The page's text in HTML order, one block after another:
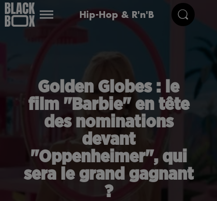
Hip-Hop & R'n'B
Golden Globes : le
film "Barbie" en tête
des nominations
devant
"Oppenheimer", qui
sera le grand gagnant
?